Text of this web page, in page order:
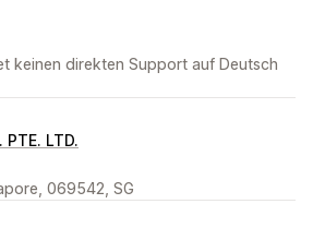
keinen direkten Support auf Deutsch
PTE. LTD.
069542, SG